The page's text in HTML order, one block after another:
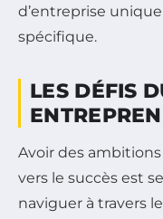
d’entreprise
spécifique.
LES DÉFIS
Avoir des
vers le succès est
naviguer à travers